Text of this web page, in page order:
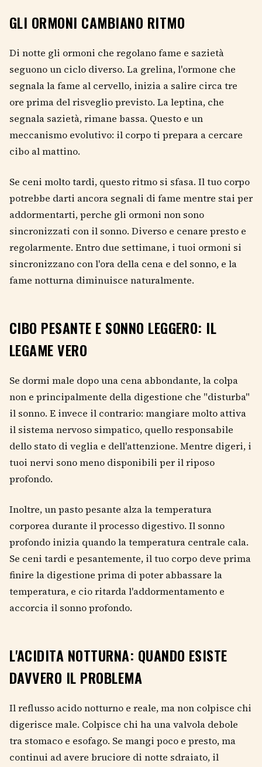
GLI ORMONI CAMBIANO RITMO
Di notte gli ormoni che regolano fame e sazietà
seguono un ciclo diverso. La grelina, l'ormone che
segnala la fame al cervello, inizia a salire circa tre
ore prima del risveglio previsto. La leptina, che
segnala sazietà, rimane bassa. Questo e un
meccanismo evolutivo: il corpo ti prepara a cercare
cibo al mattino.
Se ceni molto tardi, questo ritmo si sfasa. Il tuo corpo
potrebbe darti ancora segnali di fame mentre stai per
addormentarti, perche gli ormoni non sono
sincronizzati con il sonno. Diverso e cenare presto e
regolarmente. Entro due settimane, i tuoi ormoni si
sincronizzano con l'ora della cena e del sonno, e la
fame notturna diminuisce naturalmente.
CIBO PESANTE E SONNO LEGGERO: IL
LEGAME VERO
Se dormi male dopo una cena abbondante, la colpa
non e principalmente della digestione che "disturba"
il sonno. E invece il contrario: mangiare molto attiva
il sistema nervoso simpatico, quello responsabile
dello stato di veglia e dell'attenzione. Mentre digeri, i
tuoi nervi sono meno disponibili per il riposo
profondo.
Inoltre, un pasto pesante alza la temperatura
corporea durante il processo digestivo. Il sonno
profondo inizia quando la temperatura centrale cala.
Se ceni tardi e pesantemente, il tuo corpo deve prima
finire la digestione prima di poter abbassare la
temperatura, e cio ritarda l'addormentamento e
accorcia il sonno profondo.
L'ACIDITA NOTTURNA: QUANDO ESISTE
DAVVERO IL PROBLEMA
Il reflusso acido notturno e reale, ma non colpisce chi
digerisce male. Colpisce chi ha una valvola debole
tra stomaco e esofago. Se mangi poco e presto, ma
continui ad avere bruciore di notte sdraiato, il